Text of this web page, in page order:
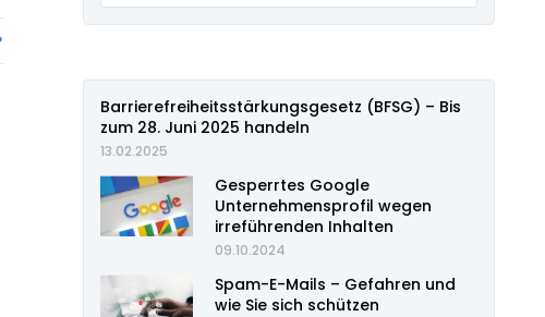
Barrierefreiheitsstärkungsgesetz (BFSG) – Bis
zum 28. Juni 2025 handeln
13.02.2025
Gesperrtes Google
Unternehmensprofil wegen
irreführenden Inhalten
09.10.2024
Spam-E-Mails – Gefahren und
wie Sie sich schützen